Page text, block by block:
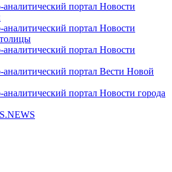
портал Новости
портал Новости
портал Новости
портал Вести Новой
портал Новости города